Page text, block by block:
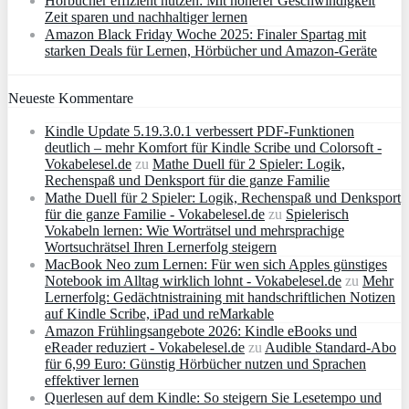
Zeit sparen und nachhaltiger lernen
Amazon Black Friday Woche 2025: Finaler Spartag mit
starken Deals für Lernen, Hörbücher und Amazon‑Geräte
Neueste Kommentare
Kindle Update 5.19.3.0.1 verbessert PDF-Funktionen
deutlich – mehr Komfort für Kindle Scribe und Colorsoft -
Vokabelesel.de zu Mathe Duell für 2 Spieler: Logik,
Rechenspaß und Denksport für die ganze Familie
Mathe Duell für 2 Spieler: Logik, Rechenspaß und Denksport
für die ganze Familie - Vokabelesel.de zu Spielerisch
Vokabeln lernen: Wie Worträtsel und mehrsprachige
Wortsuchrätsel Ihren Lernerfolg steigern
MacBook Neo zum Lernen: Für wen sich Apples günstiges
Notebook im Alltag wirklich lohnt - Vokabelesel.de zu Mehr
Lernerfolg: Gedächtnistraining mit handschriftlichen Notizen
auf Kindle Scribe, iPad und reMarkable
Amazon Frühlingsangebote 2026: Kindle eBooks und
eReader reduziert - Vokabelesel.de zu Audible Standard-Abo
für 6,99 Euro: Günstig Hörbücher nutzen und Sprachen
effektiver lernen
Querlesen auf dem Kindle: So steigern Sie Lesetempo und